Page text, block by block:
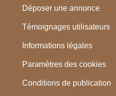
Déposer une annonce
Témoignages utilisateurs
Informations légales
Paramètres des cookies
Conditions de publication